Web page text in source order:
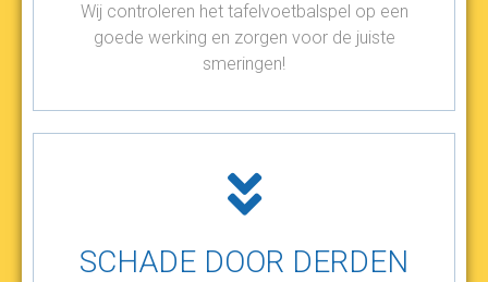
Wij controleren het tafelvoetbalspel op een
goede werking en zorgen voor de juiste
smeringen!
SCHADE DOOR DERDEN